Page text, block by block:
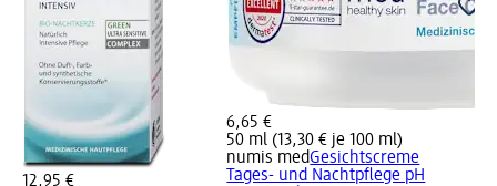
12,95 €
6,65 €
50 ml (13,30 € je 100 ml)
numis medGesichtscreme
Tages- und Nachtpflege pH